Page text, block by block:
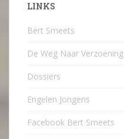
LINKS
Bert Smeets
De Weg Naar Verzoening
Dossiers
Engelen Jongens
Facebook Bert Smeets